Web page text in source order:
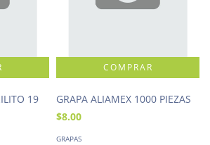
19
GRAPA ALIAMEX 1000 PIEZAS
$8.00
GRAPAS